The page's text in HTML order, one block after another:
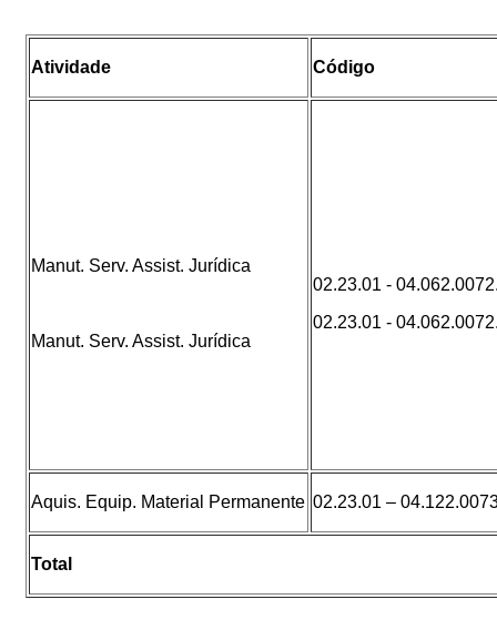
Atividade Código
Manut. Serv. Assist. Jurídica
Manut. Serv. Assist. Jurídica
02.23.01 -
02.23.01 -
Aquis. Equip. Material Permanente 02.23.01 –
Total